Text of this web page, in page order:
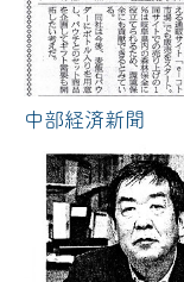
中部経済新聞